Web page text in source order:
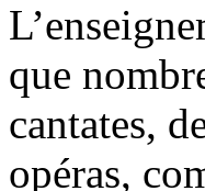
que
cantates,
opéras,